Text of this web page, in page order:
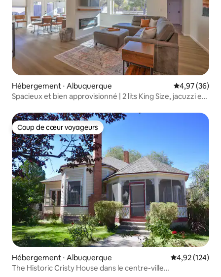
Hébergement ⋅ Albuquerque Évaluation
4,97 (36)
Spacieux et bien approvisionné | 2 lits King Size, jacuzzi et
Coup de cœur voyageurs
Coup de cœur voyageurs
Hébergement ⋅ Albuquerque Évaluation
4,92 (124)
The Historic Cristy House dans le centre-ville